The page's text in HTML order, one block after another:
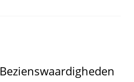
Bezienswaardigheden